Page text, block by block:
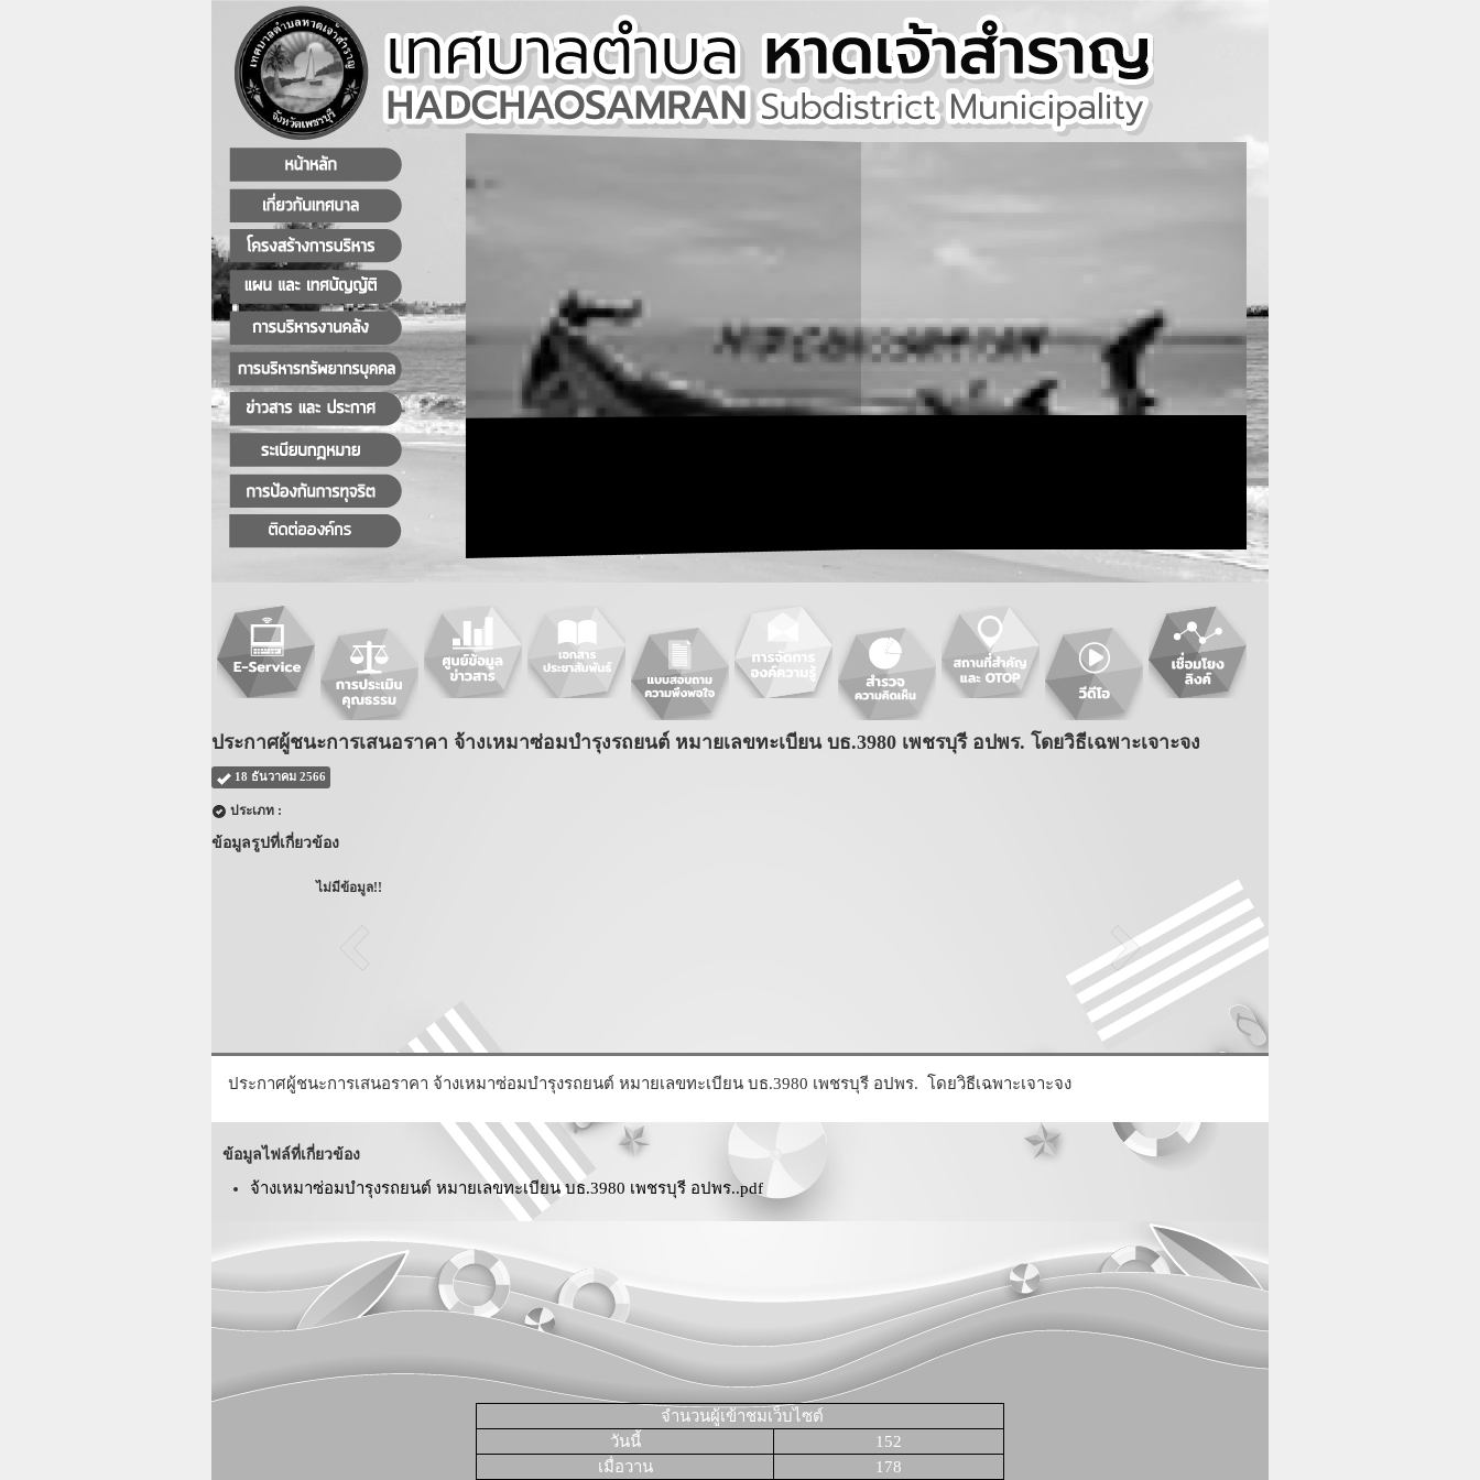
ประกาศผู้ชนะการเสนอราคา จ้างเหมาซ่อมบำรุงรถยนต์ หมายเลขทะเบียน บธ.3980 เพชรบุรี อปพร. โดยวิธีเฉพาะเจาะจง
18 ธันวาคม 2566
ประเภท :
ข้อมูลรูปที่เกี่ยวข้อง
ไม่มีข้อมูล!!
ประกาศผู้ชนะการเสนอราคา จ้างเหมาซ่อมบำรุงรถยนต์ หมายเลขทะเบียน บธ.3980 เพชรบุรี อปพร. โดยวิธีเฉพาะเจาะจง
ข้อมูลไฟล์ที่เกี่ยวข้อง
จ้างเหมาซ่อมบำรุงรถยนต์ หมายเลขทะเบียน บธ.3980 เพชรบุรี อปพร..pdf
จำนวนผู้เข้าชมเว็บไซต์
วันนี้
152
เมื่อวาน
178